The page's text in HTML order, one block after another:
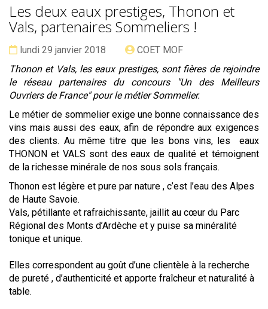
Les deux eaux prestiges, Thonon et
Vals, partenaires Sommeliers !
Date :
lundi 29 janvier 2018
Publié
COET MOF
Thonon et Vals, les eaux prestiges, sont fières de rejoindre
le réseau partenaires du concours "Un des Meilleurs
Ouvriers de France" pour le métier Sommelier.
Le métier de sommelier exige une bonne connaissance des
vins mais aussi des eaux, afin de répondre aux exigences
des clients. Au même titre que les bons vins, les eaux
THONON et VALS sont des eaux de qualité et témoignent
de la richesse minérale de nos sous sols français.
Thonon est légère et pure par nature , c’est l’eau des Alpes
de Haute Savoie.
Vals, pétillante et rafraichissante, jaillit au cœur du Parc
Régional des Monts d’Ardèche et y puise sa minéralité
tonique et unique.
Elles correspondent au goût d’une clientèle à la recherche
de pureté , d’authenticité et apporte fraîcheur et naturalité à
table.